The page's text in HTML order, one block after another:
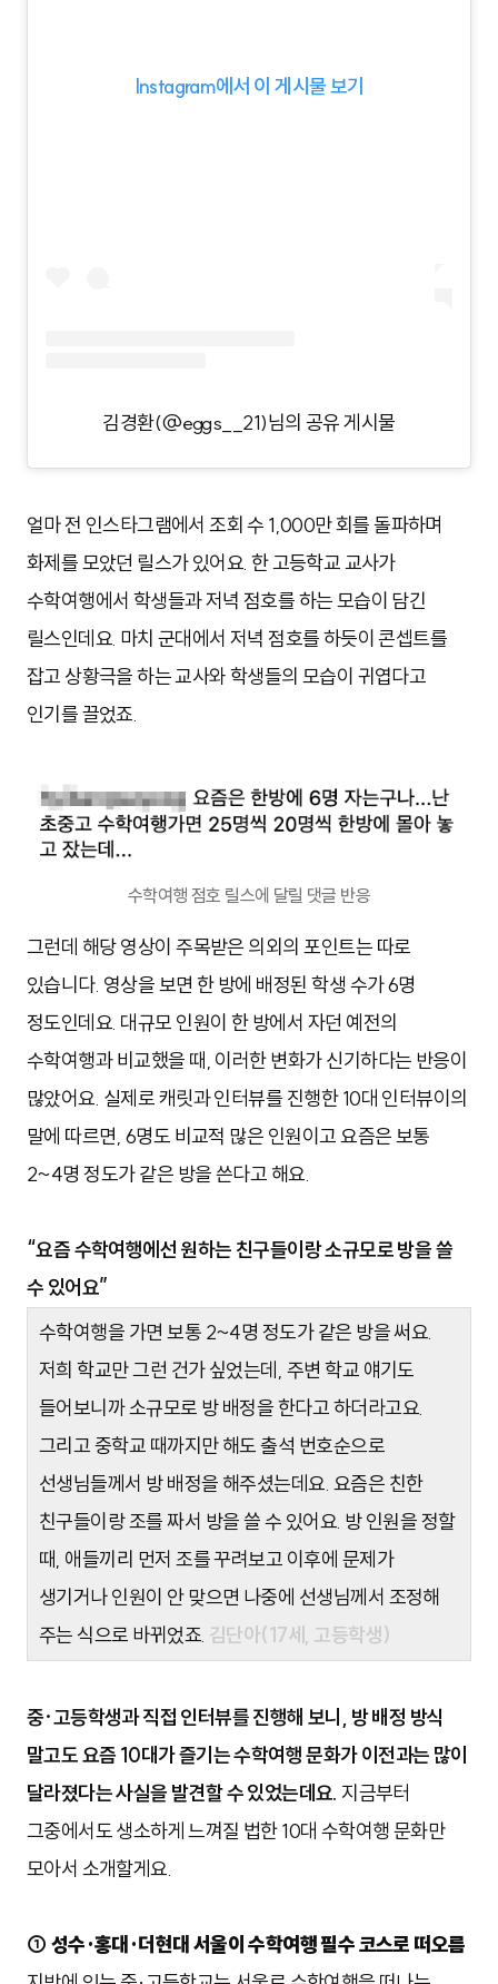
Instagram에서 이 게시물 보기
김경환(@eggs__21)님의 공유 게시물
얼마 전 인스타그램에서 조회 수 1,000만 회를 돌파하며
화제를 모았던 릴스가 있어요. 한 고등학교 교사가
수학여행에서 학생들과 저녁 점호를 하는 모습이 담긴
릴스인데요. 마치 군대에서 저녁 점호를 하듯이 콘셉트를
잡고 상황극을 하는 교사와 학생들의 모습이 귀엽다고
인기를 끌었죠.
수학여행 점호 릴스에 달릴 댓글 반응
그런데 해당 영상이 주목받은 의외의 포인트는 따로
있습니다. 영상을 보면 한 방에 배정된 학생 수가 6명
정도인데요. 대규모 인원이 한 방에서 자던 예전의
수학여행과 비교했을 때, 이러한 변화가 신기하다는 반응이
많았어요. 실제로 캐릿과 인터뷰를 진행한 10대 인터뷰이의
말에 따르면, 6명도 비교적 많은 인원이고 요즘은 보통
2~4명 정도가 같은 방을 쓴다고 해요.
“요즘 수학여행에선 원하는 친구들이랑 소규모로 방을 쓸
수 있어요”
수학여행을 가면 보통 2~4명 정도가 같은 방을 써요.
저희 학교만 그런 건가 싶었는데, 주변 학교 얘기도
들어보니까 소규모로 방 배정을 한다고 하더라고요.
그리고 중학교 때까지만 해도 출석 번호순으로
선생님들께서 방 배정을 해주셨는데요. 요즘은 친한
친구들이랑 조를 짜서 방을 쓸 수 있어요. 방 인원을 정할
때, 애들끼리 먼저 조를 꾸려보고 이후에 문제가
생기거나 인원이 안 맞으면 나중에 선생님께서 조정해
주는 식으로 바뀌었죠. 김단아(17세, 고등학생)
중·고등학생과 직접 인터뷰를 진행해 보니, 방 배정 방식
말고도 요즘 10대가 즐기는 수학여행 문화가 이전과는 많이
달라졌다는 사실을 발견할 수 있었는데요. 지금부터
그중에서도 생소하게 느껴질 법한 10대 수학여행 문화만
모아서 소개할게요.
① 성수·홍대·더현대 서울이 수학여행 필수 코스로 떠오름